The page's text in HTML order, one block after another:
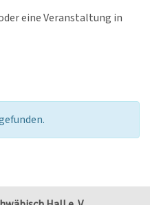
eine Veranstaltung in